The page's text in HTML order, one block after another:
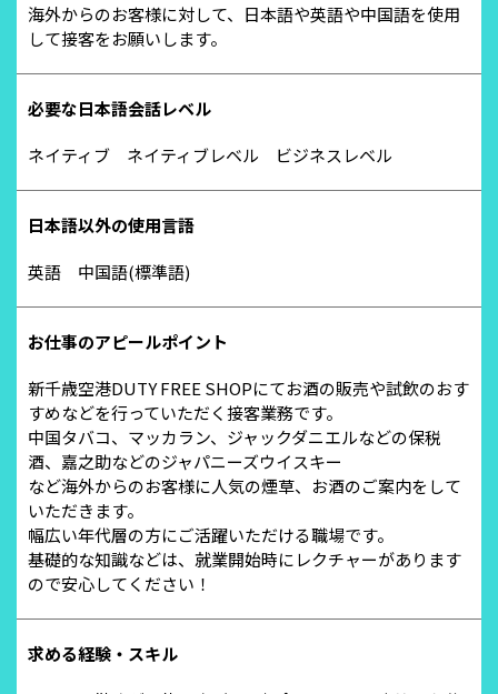
海外からのお客様に対して、日本語や英語や中国語を使用
して接客をお願いします。
必要な日本語会話レベル
ネイティブ ネイティブレベル ビジネスレベル
日本語以外の使用言語
英語 中国語(標準語)
お仕事のアピールポイント
新千歳空港DUTY FREE SHOPにてお酒の販売や試飲のおす
すめなどを行っていただく接客業務です。
中国タバコ、マッカラン、ジャックダニエルなどの保税
酒、嘉之助などのジャパニーズウイスキー
など海外からのお客様に人気の煙草、お酒のご案内をして
いただきます。
幅広い年代層の方にご活躍いただける職場です。
基礎的な知識などは、就業開始時にレクチャーがあります
ので安心してください！
求める経験・スキル